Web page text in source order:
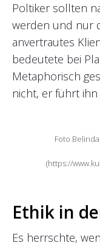
Poltiker sollten
werden und nur
anvertrautes
bedeutete bei
Metaphorisch
nicht, er führt
Foto
(https://
Ethik in
Es herrschte,